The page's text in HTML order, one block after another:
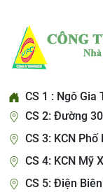
CS 1 : Ngô Gia
CS 2: Đường
CS 3: KCN
CS 4: KCN Mỹ
CS 5: Điện